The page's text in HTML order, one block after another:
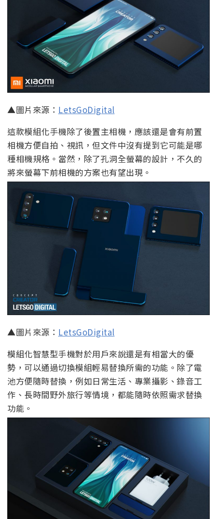
▲圖片來源： LetsGoDigital
這款模組化手機除了後置主相機，應該還是會有前置
相機方便自拍、視訊，但文件中沒有提到它可能是哪
種相機規格。當然，除了孔洞全螢幕的設計，不久的
將來螢幕下前相機的方案也有望出現。
▲圖片來源： LetsGoDigital
模組化智慧型手機對於用戶來說還是有相當大的優
勢，可以通過切換模組輕易替換所需的功能。除了電
池方便隨時替換，例如日常生活、專業攝影、錄音工
作、長時間野外旅行等情境，都能隨時依照需求替換
功能。